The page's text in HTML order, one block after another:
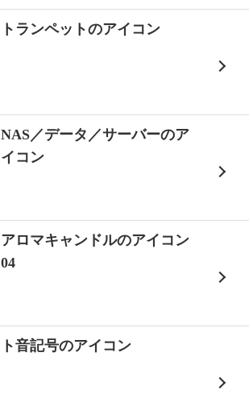
トランペットのアイコン
NAS／データ／サーバーのア
イコン
アロマキャンドルのアイコン
04
ト音記号のアイコン